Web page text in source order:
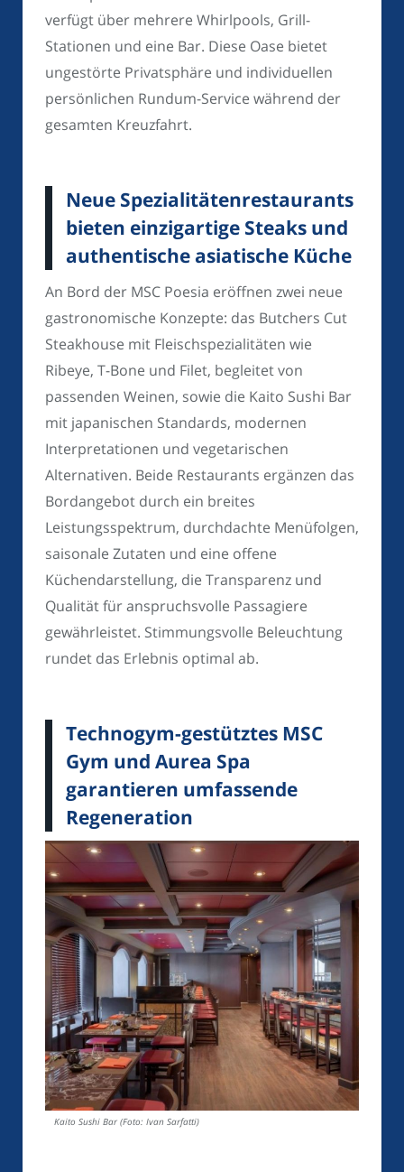
verfügt über mehrere Whirlpools, Grill-
Stationen und eine Bar. Diese Oase bietet
ungestörte Privatsphäre und individuellen
persönlichen Rundum-Service während der
gesamten Kreuzfahrt.
Neue Spezialitätenrestaurants
bieten einzigartige Steaks und
authentische asiatische Küche
An Bord der MSC Poesia eröffnen zwei neue
gastronomische Konzepte: das Butchers Cut
Steakhouse mit Fleischspezialitäten wie
Ribeye, T-Bone und Filet, begleitet von
passenden Weinen, sowie die Kaito Sushi Bar
mit japanischen Standards, modernen
Interpretationen und vegetarischen
Alternativen. Beide Restaurants ergänzen das
Bordangebot durch ein breites
Leistungsspektrum, durchdachte Menüfolgen,
saisonale Zutaten und eine offene
Küchendarstellung, die Transparenz und
Qualität für anspruchsvolle Passagiere
gewährleistet. Stimmungsvolle Beleuchtung
rundet das Erlebnis optimal ab.
Technogym-gestütztes MSC
Gym und Aurea Spa
garantieren umfassende
Regeneration
Kaito Sushi Bar (Foto: Ivan Sarfatti)